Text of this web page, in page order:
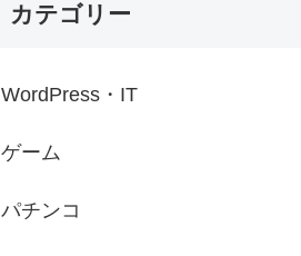
カテゴリー
WordPress・IT
ゲーム
パチンコ